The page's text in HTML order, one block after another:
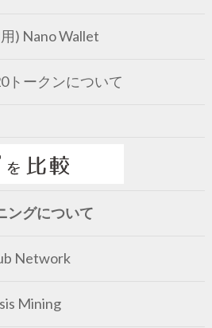
) Nano Wallet
トークンについて
ングについて
Network
Mining